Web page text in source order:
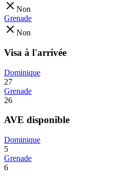
Non
Grenade
Non
Visa à l'arrivée
Dominique
27
Grenade
26
AVE disponible
Dominique
5
Grenade
6